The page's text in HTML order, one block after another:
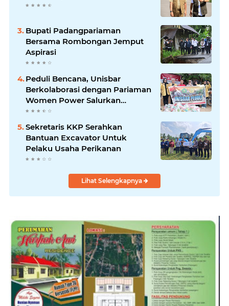
Bupati Padangpariaman
Bersama Rombongan Jemput
Aspirasi
Peduli Bencana, Unisbar
Berkolaborasi dengan Pariaman
Women Power Salurkan
Bantuan untuk Korban Banjir di
Padang
Sekretaris KKP Serahkan
Bantuan Excavator Untuk
Pelaku Usaha Perikanan
Lihat Selengkapnya